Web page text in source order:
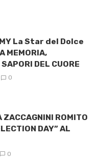
La Star del Dolce
MEMORIA,
DEL CUORE
0
ZACCAGNINI ROMITO
DAY” AL
0